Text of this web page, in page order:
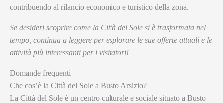
contribuendo al rilancio economico e turistico della zona.
Se desideri scoprire come la Città del Sole si è trasformata nel
tempo, continua a leggere per esplorare le sue offerte attuali e le
attività più interessanti per i visitatori!
Domande frequenti
Che cos’è la Città del Sole a Busto Arsizio?
La Città del Sole è un centro culturale e sociale situato a Busto